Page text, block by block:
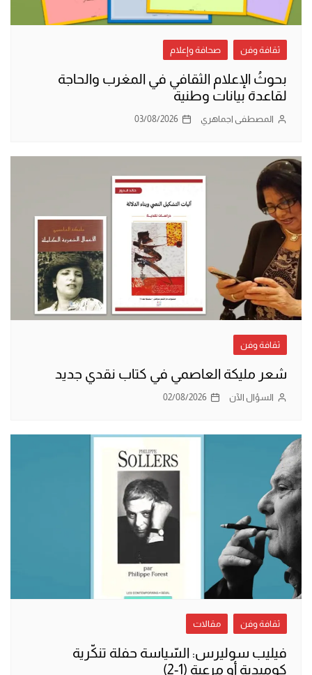
ثقافة وفن صحافة وإعلام
بحوثُ الإعلام الثقافي في المغرب والحاجة
لقاعدة بيانات وطنية
المصطفى اجماهري 03/08/2026
ثقافة وفن
شعر مليكة العاصمي في كتاب نقدي جديد
السؤال الآن 02/08/2026
ثقافة وفن مقالات
فيليب سوليرس: السّياسة حفلة تنكّرية
كوميدية أو مرعبة (1-2)